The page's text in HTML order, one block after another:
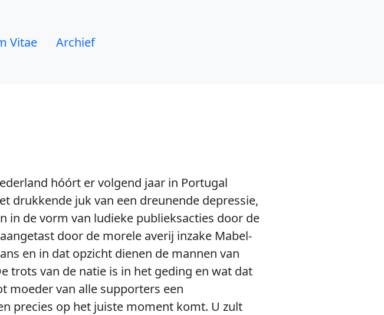
Vitae Archief
hóórt er volgend jaar in Portugal
drukkende juk van een dreunende depressie,
in de vorm van ludieke publieksacties door de
door de morele averij inzake Mabel-
en in dat opzicht dienen de mannen van
trots van de natie is in het geding en wat dat
moeder van alle supporters een
precies op het juiste moment komt. U zult